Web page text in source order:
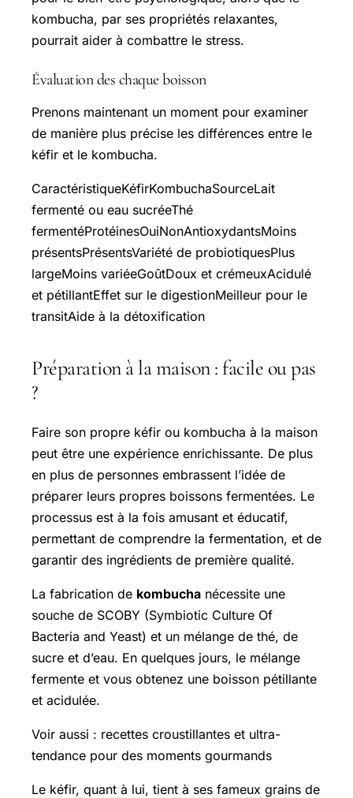
kombucha, par ses propriétés relaxantes,
pourrait aider à combattre le stress.
Évaluation des chaque boisson
Prenons maintenant un moment pour examiner
de manière plus précise les différences entre le
kéfir et le kombucha.
CaractéristiqueKéfirKombuchaSourceLait
fermenté ou eau sucréeThé
fermentéProtéinesOuiNonAntioxydantsMoins
présentsPrésentsVariété de probiotiquesPlus
largeMoins variéeGoûtDoux et crémeuxAcidulé
et pétillantEffet sur le digestionMeilleur pour le
transitAide à la détoxification
Préparation à la maison : facile ou pas
?
Faire son propre kéfir ou kombucha à la maison
peut être une expérience enrichissante. De plus
en plus de personnes embrassent l’idée de
préparer leurs propres boissons fermentées. Le
processus est à la fois amusant et éducatif,
permettant de comprendre la fermentation, et de
garantir des ingrédients de première qualité.
La fabrication de kombucha nécessite une
souche de SCOBY (Symbiotic Culture Of
Bacteria and Yeast) et un mélange de thé, de
sucre et d’eau. En quelques jours, le mélange
fermente et vous obtenez une boisson pétillante
et acidulée.
Voir aussi : recettes croustillantes et ultra-
tendance pour des moments gourmands
Le kéfir, quant à lui, tient à ses fameux grains de